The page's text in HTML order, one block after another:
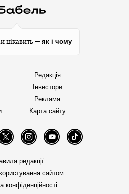
цікавить — як і чому
Редакція
Інвестори
Реклама
Карта сайту
Twitter InstagramYouTube TikTok
редакції
сайтом
конфіденційності